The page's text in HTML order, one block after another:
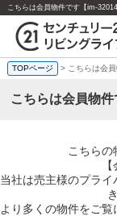
TOPページ > こちらは会
こちらは会員物件
こちらの
当社は売主様のプラ
より多くの物件をご